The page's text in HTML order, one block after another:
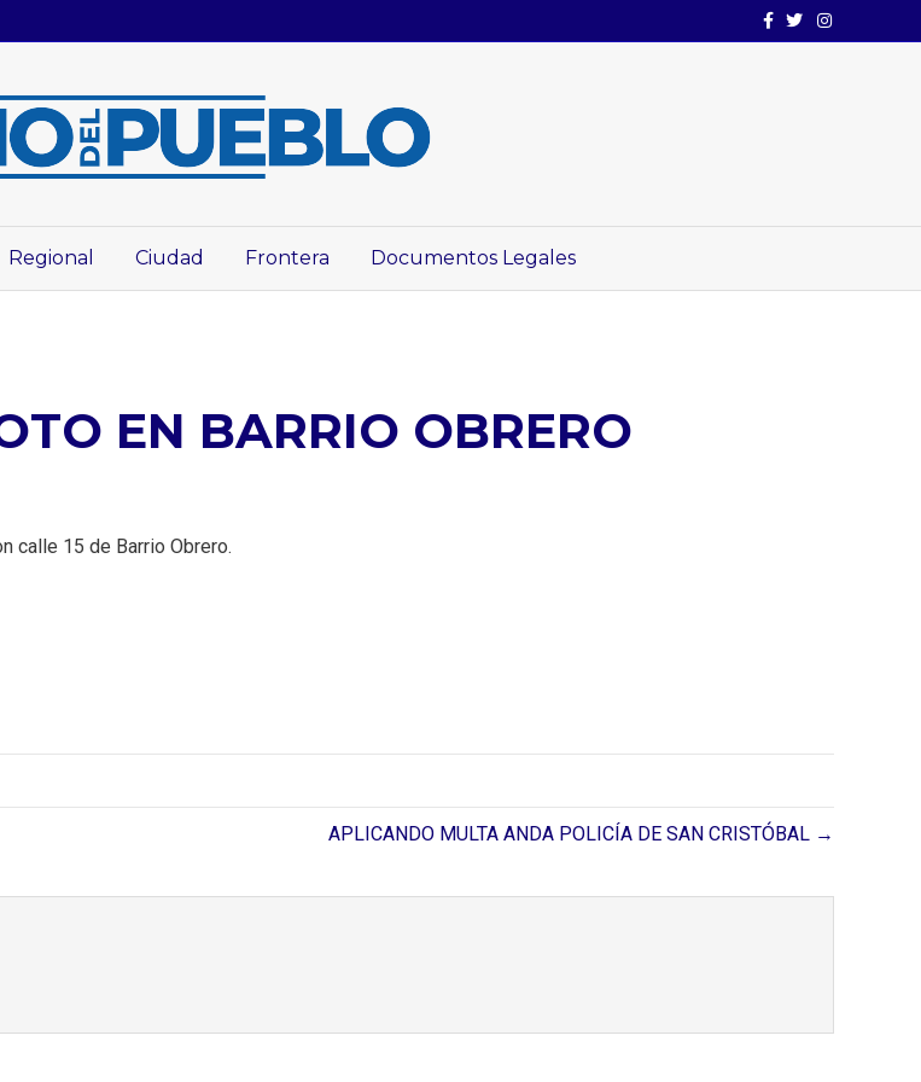
Facebook
TwitterInstagram
Regional Ciudad Frontera Documentos Legales
EN BARRIO OBRERO
calle 15 de Barrio Obrero.
APLICANDO MULTA ANDA POLICÍA DE SAN CRISTÓBAL →